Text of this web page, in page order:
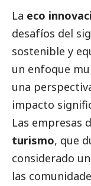
La eco
desafíos del
sostenible y
un enfoque
una
impacto
Las empresas
turismo, que
considerado
las